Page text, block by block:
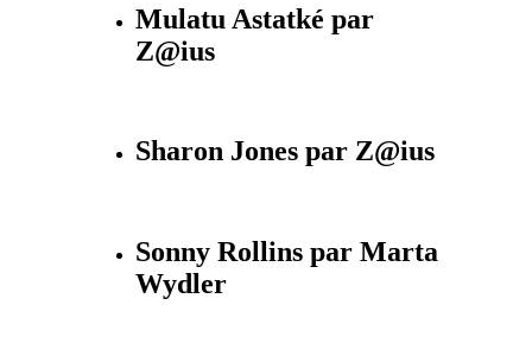
Mulatu Astatké par
Z@ius
Sharon Jones par Z@ius
Sonny Rollins par Marta
Wydler